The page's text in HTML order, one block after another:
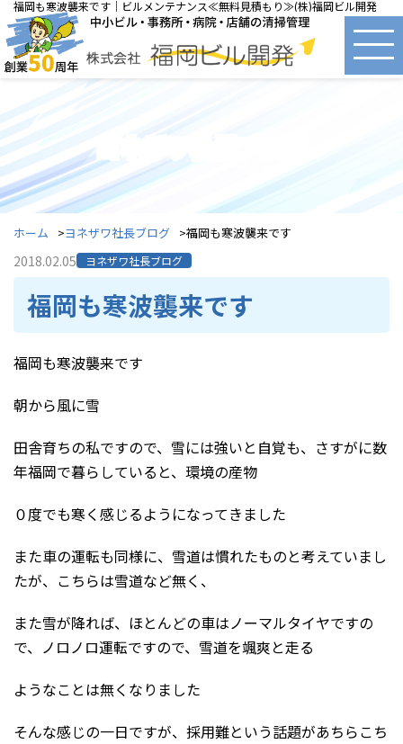
福岡も寒波襲来です｜ビルメンテナンス≪無料見積もり≫(株)福岡ビル開発
ヨネザワ社長ブログ
ホーム ヨネザワ社長ブログ 福岡も寒波襲来です
2018.02.05 ヨネザワ社長ブログ
福岡も寒波襲来です
福岡も寒波襲来です
朝から風に雪
田舎育ちの私ですので、雪には強いと自覚も、さすがに数
年福岡で暮らしていると、環境の産物
０度でも寒く感じるようになってきました
また車の運転も同様に、雪道は慣れたものと考えていまし
たが、こちらは雪道など無く、
また雪が降れば、ほとんどの車はノーマルタイヤですの
で、ノロノロ運転ですので、雪道を颯爽と走る
ようなことは無くなりました
そんな感じの一日ですが、採用難という話題があちらこち